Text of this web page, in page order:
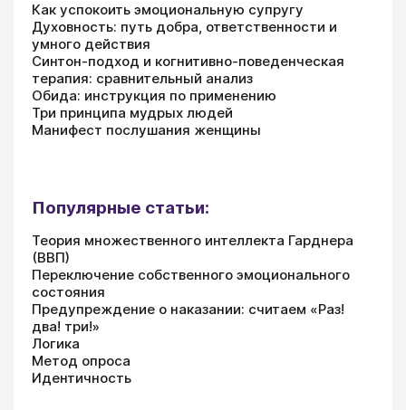
Как успокоить эмоциональную супругу
Духовность: путь добра, ответственности и
умного действия
Синтон-подход и когнитивно-поведенческая
терапия: сравнительный анализ
Обида: инструкция по применению
Три принципа мудрых людей
Манифест послушания женщины
Популярные статьи:
Теория множественного интеллекта Гарднера
(ВВП)
Переключение собственного эмоционального
состояния
Предупреждение о наказании: считаем «Раз!
два! три!»
Логика
Метод опроса
Идентичность